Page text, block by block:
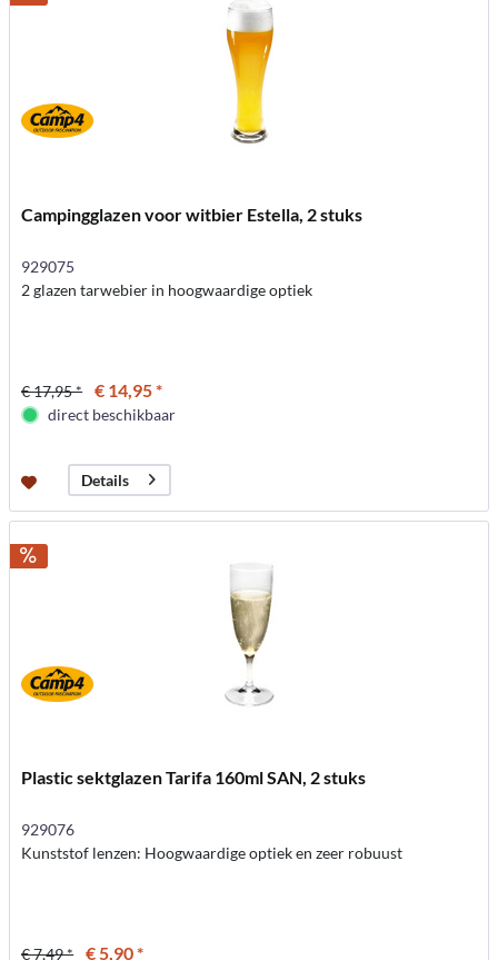
Campingglazen voor witbier Estella, 2 stuks
929075
2 glazen tarwebier in hoogwaardige optiek
€ 17,95 * € 14,95 *
direct beschikbaar
Details
Plastic sektglazen Tarifa 160ml SAN, 2 stuks
929076
Kunststof lenzen: Hoogwaardige optiek en zeer robuust
€ 7,49 * € 5,90 *